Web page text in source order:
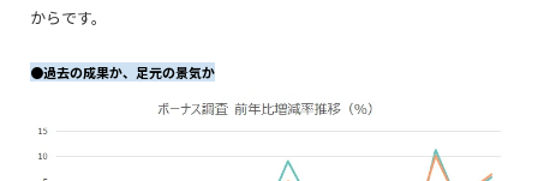
からです。
●過去の成果か、足元の景気か